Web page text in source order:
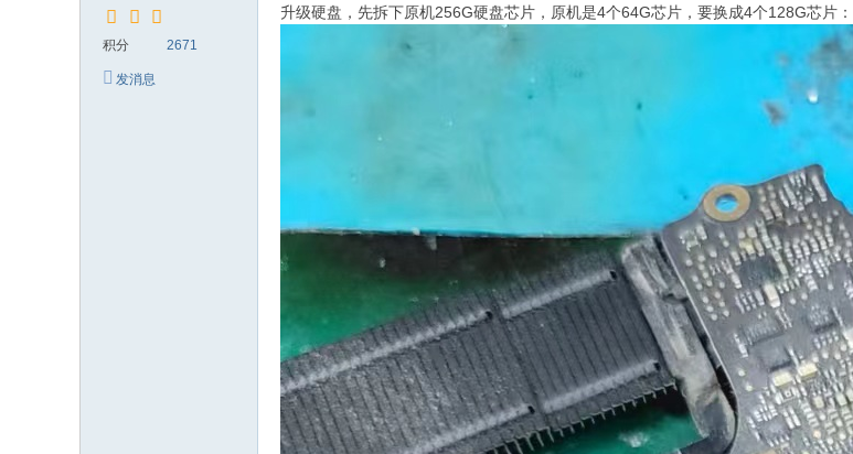
积分 2671
发消息
升级硬盘，先拆下原机256G硬盘芯片，原机是4个64G芯片，要换成4个128G芯片：